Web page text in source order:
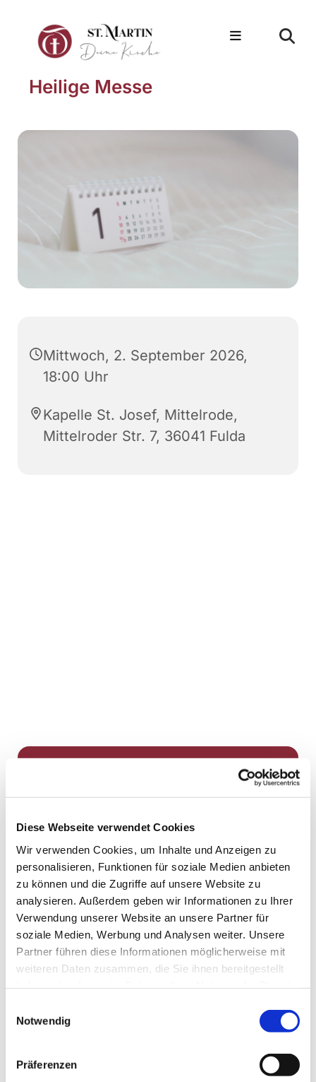
Diese Webseite verwendet Cookies
Wir verwenden Cookies, um Inhalte und Anzeigen zu
personalisieren, Funktionen für soziale Medien anbieten
zu können und die Zugriffe auf unsere Website zu
analysieren. Außerdem geben wir Informationen zu Ihrer
Verwendung unserer Website an unsere Partner für
soziale Medien, Werbung und Analysen weiter. Unsere
Partner führen diese Informationen möglicherweise mit
weiteren Daten zusammen, die Sie ihnen bereitgestellt
Notwendig
Präferenzen
Heilige Messe
Mittwoch, 2. September 2026,
18:00 Uhr
Kapelle St. Josef, Mittelrode,
Mittelroder Str. 7, 36041 Fulda
Dies könnte Sie auch